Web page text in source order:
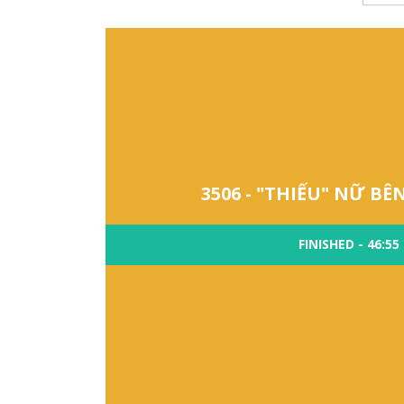
3506 - "THIẾU" NỮ
FINISHED - 46:55